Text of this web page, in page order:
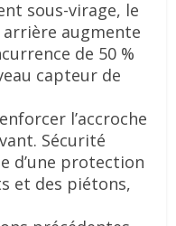
sous-virage, le
arrière augmente
de 50 %
capteur de
l’accroche
Sécurité
d’une protection
et des piétons,